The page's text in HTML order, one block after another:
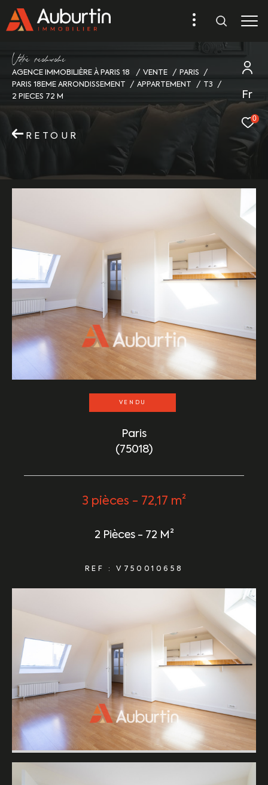
Fr
0
Vore recece
AGENCE IMMOBILIÈRE À PARIS 18 VENTE
PARIS
PARIS 18EME ARRONDISSEMENT
APPARTEMENT
T3
2 PIECES 72 M
RETOUR
VENDU
Paris
(75018)
3 pièces - 72,17 m²
2 Pièces - 72 M²
REF : V750010658